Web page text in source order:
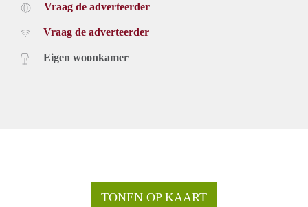
Vraag de adverteerder
Vraag de adverteerder
Eigen woonkamer
TONEN OP KAART